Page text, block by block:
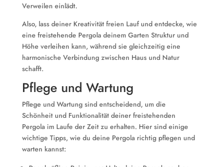
Verweilen einlädt.
Also, lass deiner Kreativität freien Lauf und entdecke, wie
eine freistehende Pergola deinem Garten Struktur und
Höhe verleihen kann, während sie gleichzeitig eine
harmonische Verbindung zwischen Haus und Natur
schafft.
Pflege und Wartung
Pflege und Wartung sind entscheidend, um die
Schönheit und Funktionalität deiner freistehenden
Pergola im Laufe der Zeit zu erhalten. Hier sind einige
wichtige Tipps, wie du deine Pergola richtig pflegen und
warten kannst: